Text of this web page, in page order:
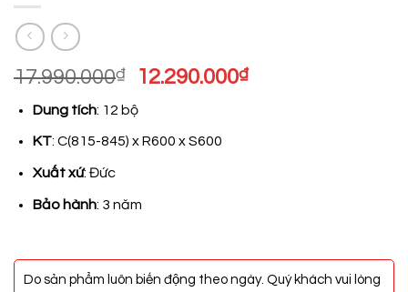
17.990.000₫
Giá
là:
17.990.000₫.
12.290.000₫Giá
Dung tích: 12 bộ
KT: C(815-845) x R600 x S600
Xuất xứ: Đức
Bảo hành: 3 năm
Do sản phẩm luôn biến động theo ngày. Quý khách vui lòng